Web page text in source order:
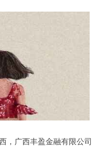
，广西丰盈金融有限公司